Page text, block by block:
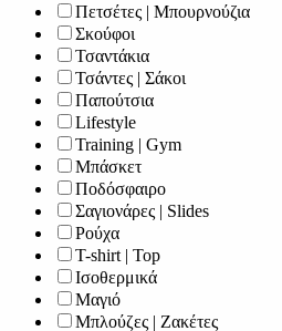
Πετσέτες | Μπουρνούζια
Σκούφοι
Τσαντάκια
Τσάντες | Σάκοι
Παπούτσια
Lifestyle
Training | Gym
Μπάσκετ
Ποδόσφαιρο
Σαγιονάρες | Slides
Ρούχα
T-shirt | Top
Ισοθερμικά
Μαγιό
Μπλούζες | Ζακέτες